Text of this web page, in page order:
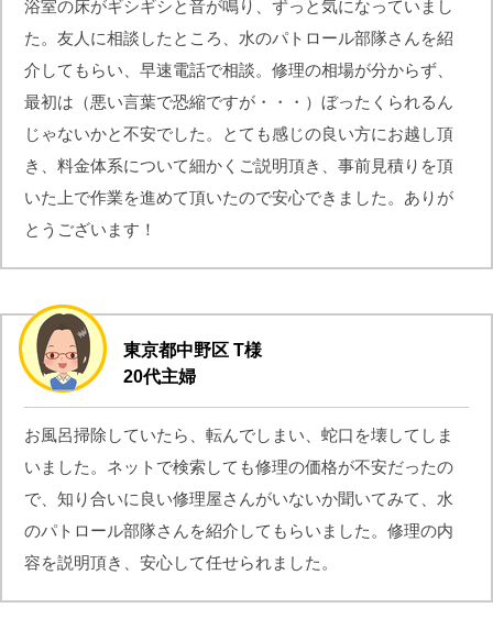
浴室の床がギシギシと音が鳴り、ずっと気になっていまし
た。友人に相談したところ、水のパトロール部隊さんを紹
介してもらい、早速電話で相談。修理の相場が分からず、
最初は（悪い言葉で恐縮ですが・・・）ぼったくられるん
じゃないかと不安でした。とても感じの良い方にお越し頂
き、料金体系について細かくご説明頂き、事前見積りを頂
いた上で作業を進めて頂いたので安心できました。ありが
とうございます！
東京都中野区 T様
20代主婦
お風呂掃除していたら、転んでしまい、蛇口を壊してしま
いました。ネットで検索しても修理の価格が不安だったの
で、知り合いに良い修理屋さんがいないか聞いてみて、水
のパトロール部隊さんを紹介してもらいました。修理の内
容を説明頂き、安心して任せられました。